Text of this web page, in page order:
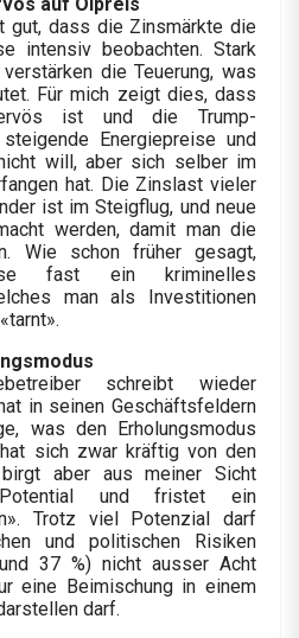
auf Ölpreis
gut, dass die Zinsmärkte die
intensiv beobachten. Stark
die Teuerung, was
Für mich zeigt dies, dass
ist und die Trump-
Energiepreise und
will, aber sich selber im
hat. Die Zinslast vieler
ist im Steigflug, und neue
werden, damit man die
Wie schon früher gesagt,
fast ein kriminelles
man als Investitionen
schreibt wieder
in seinen Geschäftsfeldern
was den Erholungsmodus
sich zwar kräftig von den
aber aus meiner Sicht
und fristet ein
Trotz viel Potenzial darf
und politischen Risiken
37 %) nicht ausser Acht
eine Beimischung in einem
darf.